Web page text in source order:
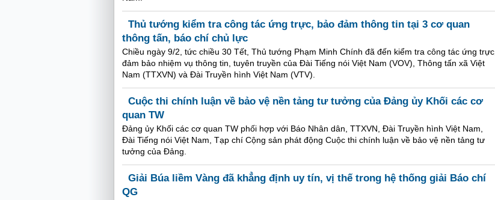
Thủ tướng kiểm tra công tác ứng trực, bảo đảm thông tin tại 3 cơ quan
thông tấn, báo chí chủ lực
Chiều ngày 9/2, tức chiều 30 Tết, Thủ tướng Phạm Minh Chính đã đến kiểm tra công tác ứng trực,
đảm bảo nhiệm vụ thông tin, tuyên truyền của Đài Tiếng nói Việt Nam (VOV), Thông tấn xã Việt
Nam (TTXVN) và Đài Truyền hình Việt Nam (VTV).
Cuộc thi chính luận về bảo vệ nền tảng tư tưởng của Đảng ủy Khối các cơ
quan TW
Đảng ủy Khối các cơ quan TW phối hợp với Báo Nhân dân, TTXVN, Đài Truyền hình Việt Nam,
Đài Tiếng nói Việt Nam, Tạp chí Cộng sản phát động Cuộc thi chính luận về bảo vệ nền tảng tư
tưởng của Đảng.
Giải Búa liềm Vàng đã khẳng định uy tín, vị thế trong hệ thống giải Báo chí
QG